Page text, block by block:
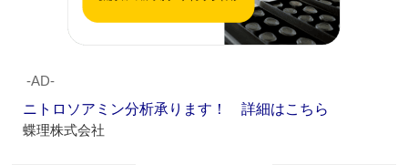
‐AD‐
ニトロソアミン分析承ります！ 詳細はこちら
蝶理株式会社